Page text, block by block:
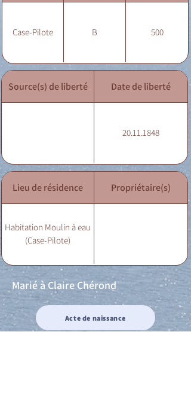
Case-Pilote B 500
Source(s) de liberté Date de liberté
20.11.1848
Lieu de résidence Propriétaire(s)
Habitation Moulin à eau
(Case-Pilote)
Marié à Claire Chérond
Acte de naissance